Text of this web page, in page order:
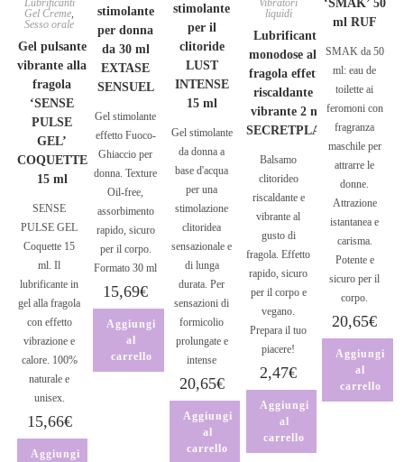
Lubrificanti
Gel Creme,
Sesso orale
Gel pulsante
vibrante alla
fragola
‘SENSE
PULSE
GEL’
COQUETTE
15 ml
SENSE
PULSE GEL
Coquette 15
ml. Il
lubrificante in
gel alla fragola
con effetto
vibrazione e
calore. 100%
naturale e
unisex.
15,66€
Aggiungi
stimolante
per donna
da 30 ml
EXTASE
SENSUEL
Gel stimolante
effetto Fuoco-
Ghiaccio per
donna. Texture
Oil-free,
assorbimento
rapido, sicuro
per il corpo.
Formato 30 ml
15,69€
Aggiungi
al
carrello
stimolante
per il
clitoride
LUST
INTENSE
15 ml
Gel stimolante
da donna a
base d'acqua
per una
stimolazione
clitoridea
sensazionale e
di lunga
durata. Per
sensazioni di
formicolio
prolungate e
intense
20,65€
Aggiungi
al
carrello
Vibratori
liquidi
Lubrificante
monodose alla
fragola effetto
riscaldante e
vibrante 2 ml
SECRETPLAY
Balsamo
clitorideo
riscaldante e
vibrante al
gusto di
fragola. Effetto
rapido, sicuro
per il corpo e
vegano.
Prepara il tuo
piacere!
2,47€
Aggiungi
al
carrello
‘SMAK’ 50
ml RUF
SMAK da 50
ml: eau de
toilette ai
feromoni con
fragranza
maschile per
attrarre le
donne.
Attrazione
istantanea e
carisma.
Potente e
sicuro per il
corpo.
20,65€
Aggiungi
al
carrello